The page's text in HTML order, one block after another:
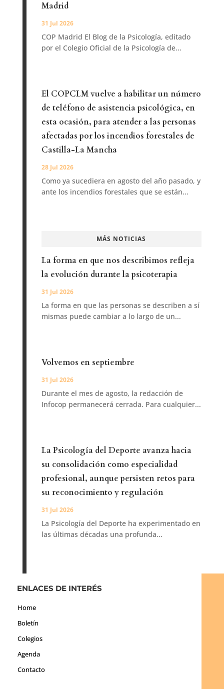
Madrid
31 Jul 2026
COP Madrid El Blog de la Psicología, editado
por el Colegio Oficial de la Psicología de...
El COPCLM vuelve a habilitar un número
de teléfono de asistencia psicológica, en
esta ocasión, para atender a las personas
afectadas por los incendios forestales de
Castilla-La Mancha
28 Jul 2026
Como ya sucediera en agosto del año pasado, y
ante los incendios forestales que se están...
MÁS NOTICIAS
La forma en que nos describimos refleja
la evolución durante la psicoterapia
31 Jul 2026
La forma en que las personas se describen a sí
mismas puede cambiar a lo largo de un...
Volvemos en septiembre
31 Jul 2026
Durante el mes de agosto, la redacción de
Infocop permanecerá cerrada. Para cualquier...
La Psicología del Deporte avanza hacia
su consolidación como especialidad
profesional, aunque persisten retos para
su reconocimiento y regulación
31 Jul 2026
La Psicología del Deporte ha experimentado en
las últimas décadas una profunda...
ENLACES DE INTERÉS
Home
Boletín
Colegios
Agenda
Contacto